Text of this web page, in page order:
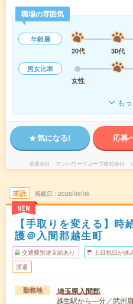
職場の雰囲気
年齢層
20代
30代
男女比率
女性
も
気になる! 応募
派遣会社 マンパワーグループ株式会社
未読
NEW
掲載日 2026/08/06
【手取りを変える】
護＠入間郡越生町
交通費別途支給あり 土日祝日が休
派遣
勤務地 埼玉県入間郡
越生駅から---分／武州